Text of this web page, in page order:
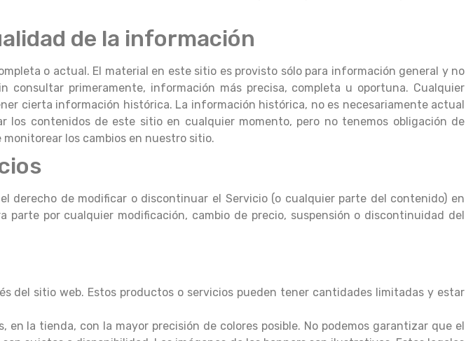
de la información
o actual. El material en este sitio es provisto sólo para información general y no
primeramente, información más precisa, completa u oportuna. Cualquier
cierta información histórica. La información histórica, no es necesariamente actual
contenidos de este sitio en cualquier momento, pero no tenemos obligación de
los cambios en nuestro sitio.
derecho de modificar o discontinuar el Servicio (o cualquier parte del contenido) en
por cualquier modificación, cambio de precio, suspensión o discontinuidad del
del sitio web. Estos productos o servicios pueden tener cantidades limitadas y estar
la tienda, con la mayor precisión de colores posible. No podemos garantizar que el